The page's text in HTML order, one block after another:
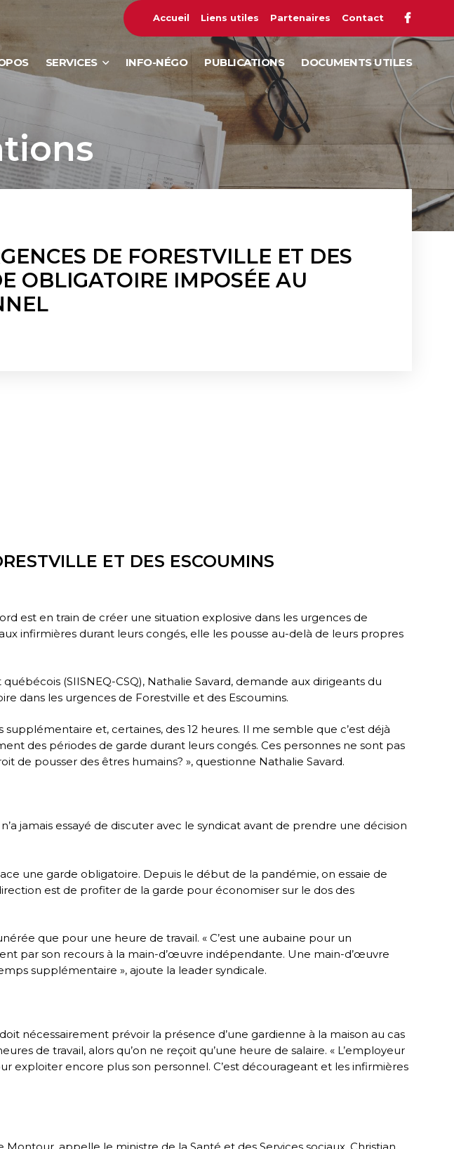
Accueil Liens utiles Partenaires Contact
SERVICES INFO-NÉGO PUBLICATIONS DOCUMENTS UTILES
DE FORESTVILLE ET DES
OBLIGATOIRE IMPOSÉE AU
ET DES ESCOUMINS
est en train de créer une situation explosive dans les urgences de
infirmières durant leurs congés, elle les pousse au-delà de leurs propres
(SIISNEQ-CSQ), Nathalie Savard, demande aux dirigeants du
dans les urgences de Forestville et des Escoumins.
et, certaines, des 12 heures. Il me semble que c’est déjà
des périodes de garde durant leurs congés. Ces personnes ne sont pas
de pousser des êtres humains? », questionne Nathalie Savard.
jamais essayé de discuter avec le syndicat avant de prendre une décision
une garde obligatoire. Depuis le début de la pandémie, on essaie de
est de profiter de la garde pour économiser sur le dos des
que pour une heure de travail. « C’est une aubaine pour un
par son recours à la main-d’œuvre indépendante. Une main-d’œuvre
supplémentaire », ajoute la leader syndicale.
nécessairement prévoir la présence d’une gardienne à la maison au cas
de travail, alors qu’on ne reçoit qu’une heure de salaire. « L’employeur
exploiter encore plus son personnel. C’est décourageant et les infirmières